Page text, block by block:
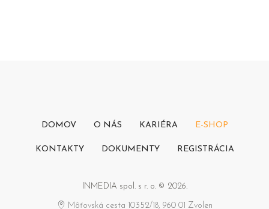
DOMOV O NÁS KARIÉRA E-SHOP
KONTAKTY DOKUMENTY REGISTRÁCIA
INMEDIA spol. s r. o. © 2026.
Môťovská cesta 10352/18, 960 01 Zvolen